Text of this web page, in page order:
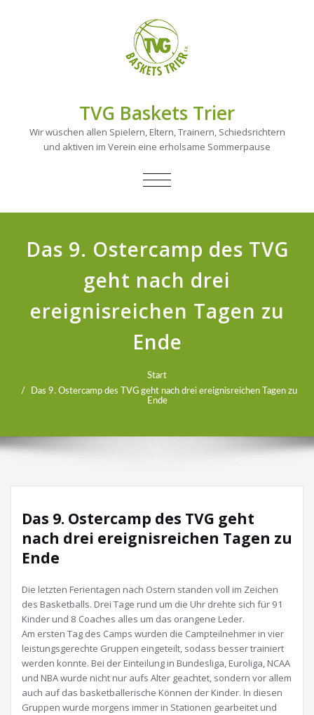
TVG Baskets Trier
Wir wüschen allen Spielern, Eltern, Trainern, Schiedsrichtern
und aktiven im Verein eine erholsame Sommerpause
NAVIGATION
Das 9. Ostercamp des TVG
geht nach drei
ereignisreichen Tagen zu
Ende
Start
Das 9. Ostercamp des TVG geht nach drei ereignisreichen Tagen zu
Ende
Das 9. Ostercamp des TVG geht
nach drei ereignisreichen Tagen zu
Ende
Die letzten Ferientagen nach Ostern standen voll im Zeichen
des Basketballs. Drei Tage rund um die Uhr drehte sich für 91
Kinder und 8 Coaches alles um das orangene Leder.
Am ersten Tag des Camps wurden die Campteilnehmer in vier
leistungsgerechte Gruppen eingeteilt, sodass besser trainiert
werden konnte. Bei der Einteilung in Bundesliga, Euroliga, NCAA
und NBA wurde nicht nur aufs Alter geachtet, sondern vor allem
auch auf das basketballerische Können der Kinder. In diesen
Gruppen wurde morgens immer in Stationen gearbeitet und